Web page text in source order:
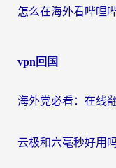
vpn回国